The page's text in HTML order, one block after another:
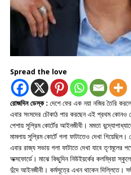
Spread the love
রোজদিন ডেস্ক : দেশে ফের এক নয়া নজির তৈরি
এবার সংসদের চৌকাঠ পার করছেন এই প্রথম কোনও
পেশায় সুপ্রিম কোর্টের আইনজীবী। মমতা
মামলায় সুপ্রিম কোর্টে গলা ফাটাতেও দেখা গিয়েছিল।
এবার রাজ্য সভায় গলা ফাটাতে দেখা যাবে তৃণমূলের
অক্সফোর্ডে। মাঝে কিছুদিন নিউইয়র্কের কলম্বিয়া
দুঁদে আইনজীবী। কর্মসূত্রে এখন থাকেন দিল্লিতে।